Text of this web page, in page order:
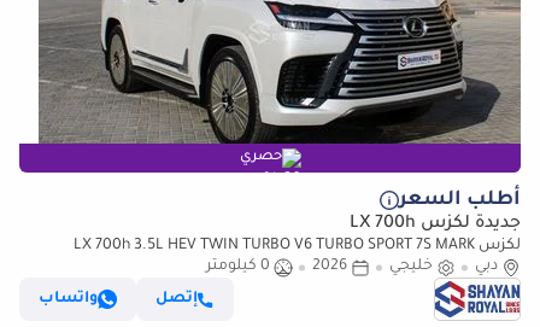
حصري
أطلب السعر
جديدة لكزس LX 700h
لكزس LX 700h 3.5L HEV TWIN TURBO V6 TURBO SPORT 7S MARK
LEVINSON | AUTO PARKING, 2026MY
دبي خليجي 2026
0 كيلومتر
إتصل
واتساب